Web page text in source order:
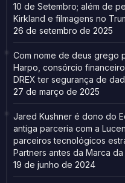
10 de Setembro; além de
Kirkland e filmagens no
26 de setembro de 2025
Com nome de deus grego
Harpo, consórcio
DREX ter segurança de
27 de março de 2025
Jared Kushner é dono do
antiga parceria com a
parceiros tecnológicos
Partners antes da Marca
19 de junho de 2024